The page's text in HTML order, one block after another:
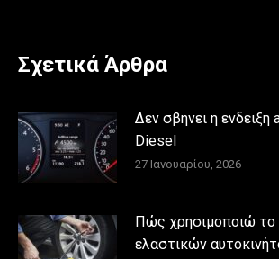
Σχετικά Άρθρα
Δεν σβηνει η ενδειξη
Diesel
27 Ιανουαρίου, 2026
Πώς χρησιμοποιώ το
ελαστικών